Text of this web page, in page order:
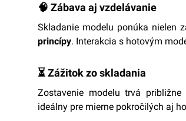
🧠 Zábava aj vzdelávanie
Skladanie modelu ponúka nielen
princípy. Interakcia s hotovým
⏳ Zážitok zo skladania
Zostavenie modelu trvá približne
ideálny pre mierne pokročilých aj